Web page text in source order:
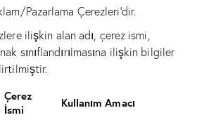
Pazarlama Çerezleri’dir.
ilişkin alan adı, çerez ismi,
sınıflandırılmasına ilişkin bilgiler
Çerez
İsmi
Kullanım Amacı